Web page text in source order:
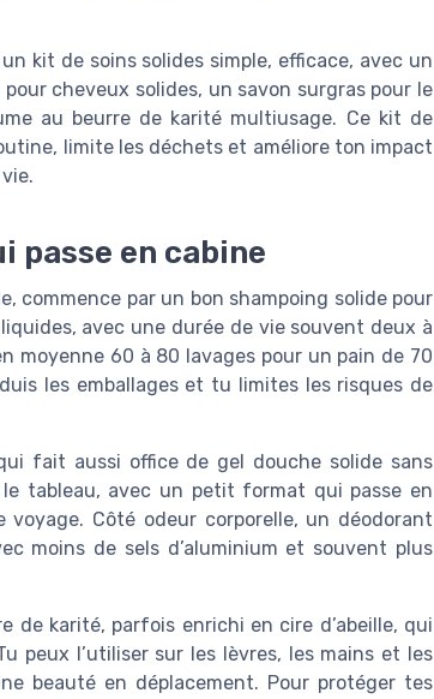
kit de soins solides simple, efficace, avec un
cheveux solides, un savon surgras pour le
au beurre de karité multiusage. Ce kit de
limite les déchets et améliore ton impact
passe en cabine
commence par un bon shampoing solide pour
avec une durée de vie souvent deux à
moyenne 60 à 80 lavages pour un pain de 70
les emballages et tu limites les risques de
fait aussi office de gel douche solide sans
tableau, avec un petit format qui passe en
Côté odeur corporelle, un déodorant
moins de sels d’aluminium et souvent plus
de karité, parfois enrichi en cire d’abeille, qui
peux l’utiliser sur les lèvres, les mains et les
beauté en déplacement. Pour protéger tes